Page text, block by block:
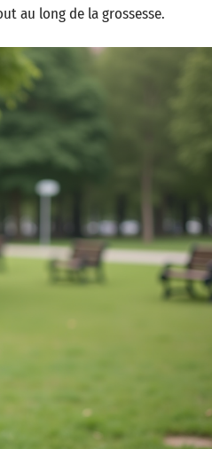
au long de la grossesse.